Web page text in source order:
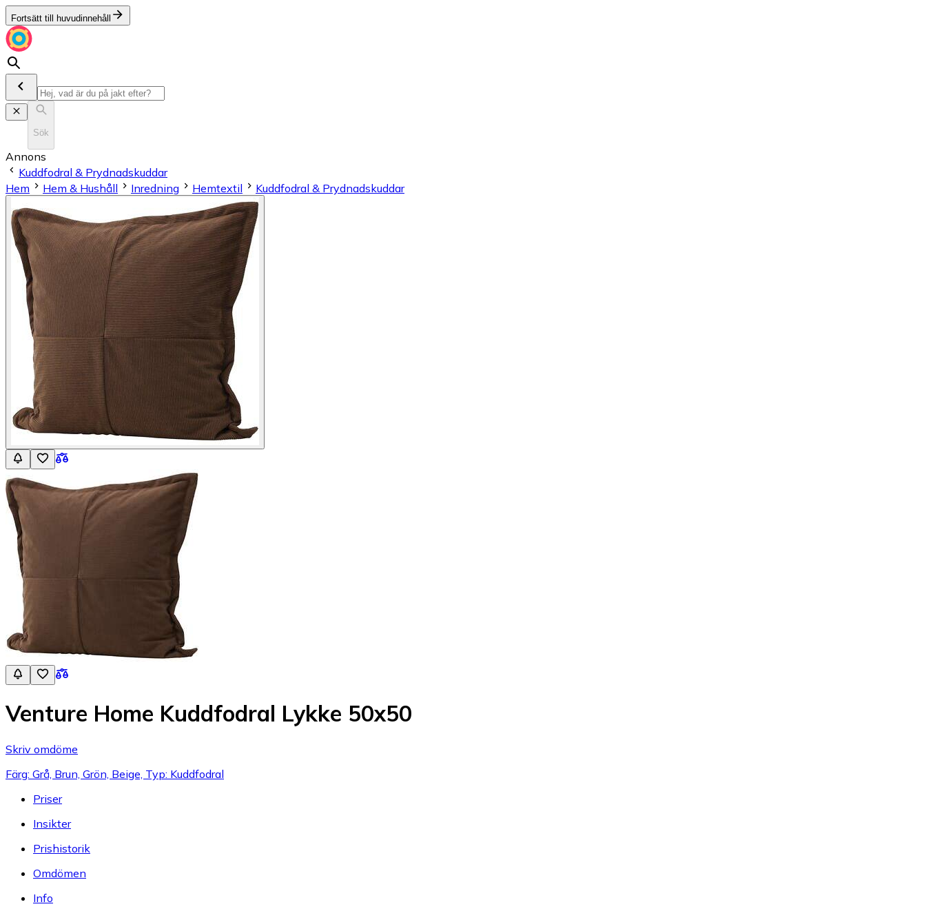
Fortsätt till huvudinnehåll
Sök
Annons
Kuddfodral & Prydnadskuddar
Hem
Hem & Hushåll Inredning Hemtextil Kuddfodral & Prydnadskuddar
Venture Home Kuddfodral Lykke 50x50
Skriv omdöme
Färg: Grå, Brun, Grön, Beige, Typ: Kuddfodral
Priser
Insikter
Prishistorik
Omdömen
Info